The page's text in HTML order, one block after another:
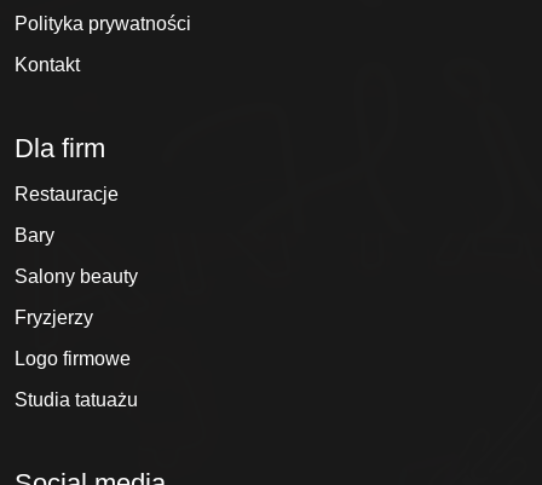
Polityka prywatności
Kontakt
Dla firm
Restauracje
Bary
Salony beauty
Fryzjerzy
Logo firmowe
Studia tatuażu